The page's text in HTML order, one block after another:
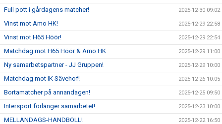
Full pott i gårdagens matcher! 2025-12-30 09:02
Vinst mot Amo HK! 2025-12-29 22:58
Vinst mot H65 Höör! 2025-12-29 22:54
Matchdag mot H65 Höör & Amo HK 2025-12-29 11:00
Ny samarbetspartner - JJ Gruppen! 2025-12-29 10:00
Matchdag mot IK Sävehof! 2025-12-26 10:05
Bortamatcher på annandagen! 2025-12-25 09:50
Intersport förlänger samarbetet! 2025-12-23 10:00
MELLANDAGS-HANDBOLL! 2025-12-22 16:50